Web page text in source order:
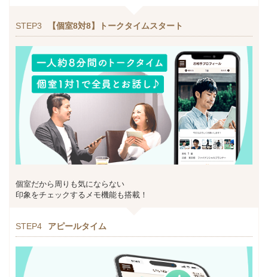
STEP3 【個室8対8】トークタイムスタート
個室だから周りも気にならない
印象をチェックするメモ機能も搭載！
STEP4 アピールタイム